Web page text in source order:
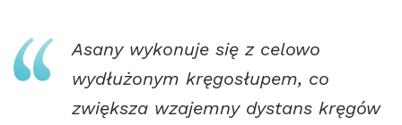
Asany wykonuje się z celowo
wydłużonym kręgosłupem, co
zwiększa wzajemny dystans kręgów